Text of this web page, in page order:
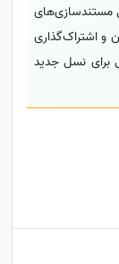
مستندسازی‌های
و اشتراک‌گذاری
برای نسل جدید